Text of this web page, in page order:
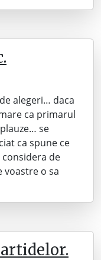
alegeri… daca
ca primarul
se
ca spune ce
considera de
voastre o sa